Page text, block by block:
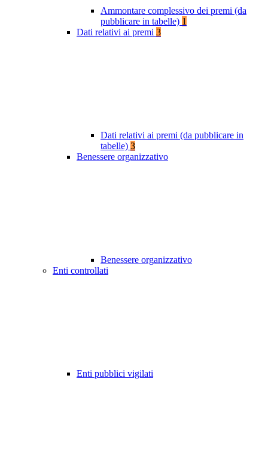
Ammontare complessivo dei premi (da
pubblicare in tabelle) 1
Dati relativi ai premi 3
Dati relativi ai premi (da pubblicare in
tabelle) 3
Benessere organizzativo
Benessere organizzativo
Enti controllati
Enti pubblici vigilati